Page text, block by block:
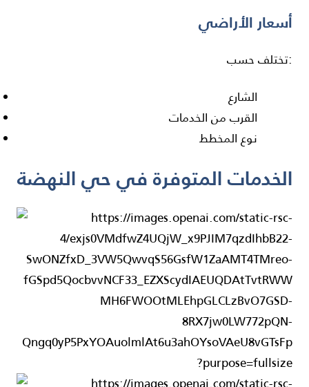
أسعار الأراضي
تختلف حسب:
الشارع
القرب من الخدمات
نوع المخطط
الخدمات المتوفرة في حي النهضة